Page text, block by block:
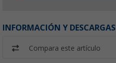
INFORMACIÓN Y DESCARGAS
Compara este artículo